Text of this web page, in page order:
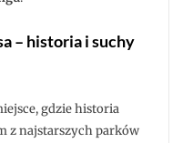
– historia i suchy
gdzie historia
z najstarszych parków